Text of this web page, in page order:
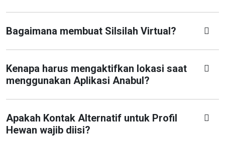
Bagaimana membuat Silsilah Virtual?
Kenapa harus mengaktifkan lokasi saat
menggunakan Aplikasi Anabul?
Apakah Kontak Alternatif untuk Profil
Hewan wajib diisi?